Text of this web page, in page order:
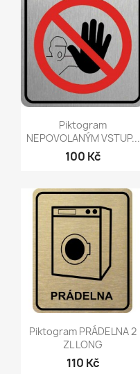
Rychlý náhled
Piktogram
NEPOVOLANÝM VSTUP...
100 Kč
Rychlý náhled
Piktogram PRÁDELNA 2
ZL LONG
110 Kč